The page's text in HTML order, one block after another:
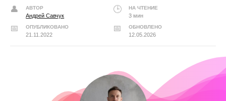
АВТОР
Андрей Савчук
НА ЧТЕНИЕ
3 мин
ОПУБЛИКОВАНО
21.11.2022
ОБНОВЛЕНО
12.05.2026